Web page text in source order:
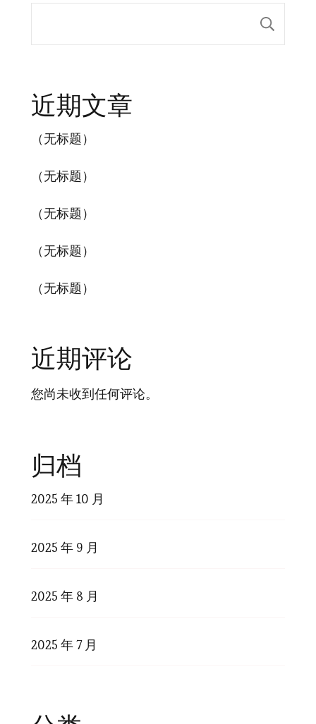
近期文章
（无标题）
（无标题）
（无标题）
（无标题）
（无标题）
近期评论
您尚未收到任何评论。
归档
2025 年 10 月
2025 年 9 月
2025 年 8 月
2025 年 7 月